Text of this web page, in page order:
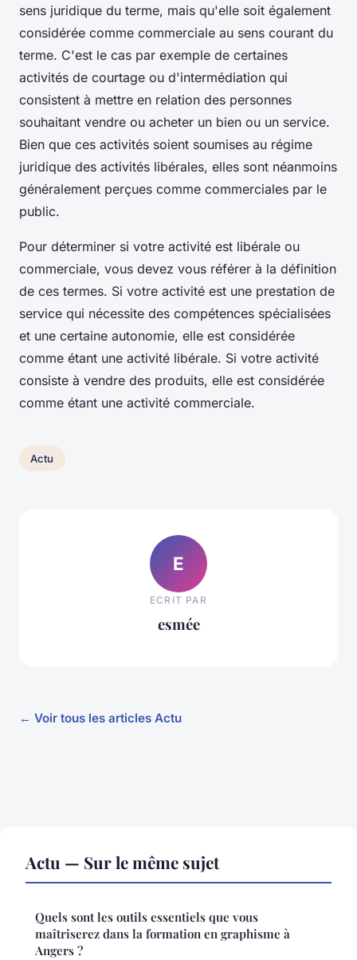
sens juridique du terme, mais qu'elle soit également
considérée comme commerciale au sens courant du
terme. C'est le cas par exemple de certaines
activités de courtage ou d'intermédiation qui
consistent à mettre en relation des personnes
souhaitant vendre ou acheter un bien ou un service.
Bien que ces activités soient soumises au régime
juridique des activités libérales, elles sont néanmoins
généralement perçues comme commerciales par le
public.
Pour déterminer si votre activité est libérale ou
commerciale, vous devez vous référer à la définition
de ces termes. Si votre activité est une prestation de
service qui nécessite des compétences spécialisées
et une certaine autonomie, elle est considérée
comme étant une activité libérale. Si votre activité
consiste à vendre des produits, elle est considérée
comme étant une activité commerciale.
Actu
E
ECRIT PAR
esmée
← Voir tous les articles Actu
Actu — Sur le même sujet
Quels sont les outils essentiels que vous
maîtriserez dans la formation en graphisme à
Angers ?